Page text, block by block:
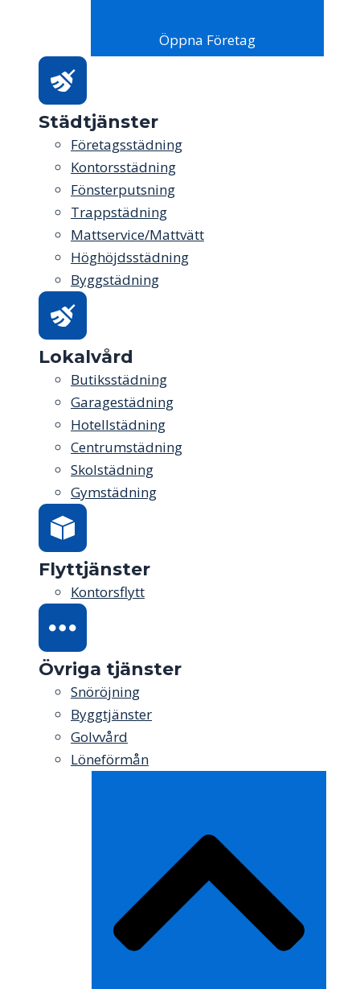
Öppna Företag
Städtjänster
Företagsstädning
Kontorsstädning
Fönsterputsning
Trappstädning
Mattservice/Mattvätt
Höghöjdsstädning
Byggstädning
Lokalvård
Butiksstädning
Garagestädning
Hotellstädning
Centrumstädning
Skolstädning
Gymstädning
Flyttjänster
Kontorsflytt
Övriga tjänster
Snöröjning
Byggtjänster
Golvvård
Löneförmån